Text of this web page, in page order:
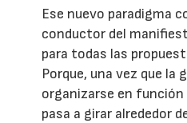
Ese nuevo paradigma
conductor del
para todas las
Porque, una vez que la
organizarse en
pasa a girar alrededor